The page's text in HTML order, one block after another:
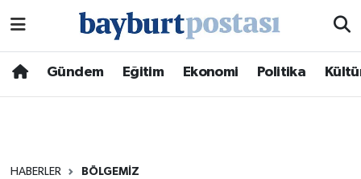
Gündem Eğitim Ekonomi Politika
HABERLER BÖLGEMIZ
Hava Durumu